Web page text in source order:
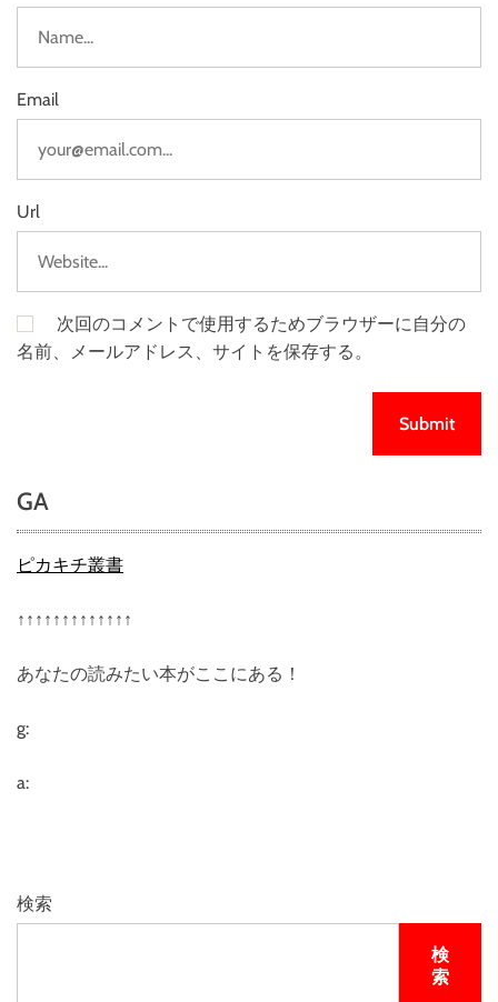
Email
Url
次回のコメントで使用するためブラウザーに自分の
名前、メールアドレス、サイトを保存する。
GA
ピカキチ叢書
↑↑↑↑↑↑↑↑↑↑↑↑↑
あなたの読みたい本がここにある！
g:
a:
検索
検
索